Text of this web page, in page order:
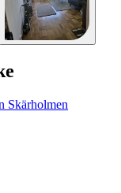
Skärholmen